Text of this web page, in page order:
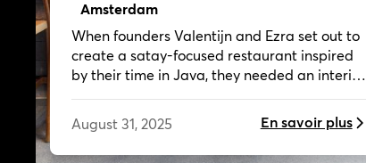
Amsterdam
When founders Valentijn and Ezra set out to
create a satay-focused restaurant inspired
by their time in Java, they needed an interior
that matched the depth, warmth, and raw
authenticity of their concept. With design by
NinetyNine and execution by Cutr and
production partner Decosier, the team
August 31, 2025 En savoir plus